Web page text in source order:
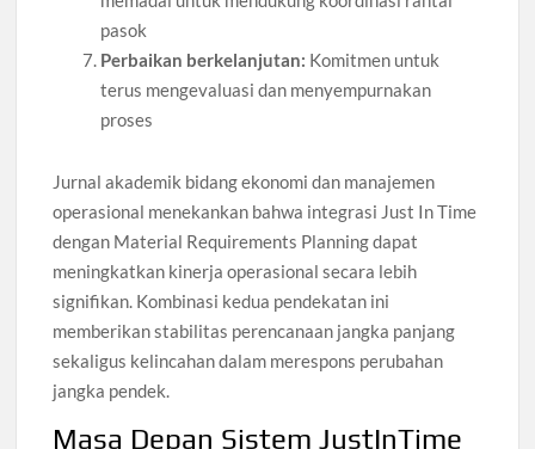
pasok
Perbaikan berkelanjutan: Komitmen untuk
terus mengevaluasi dan menyempurnakan
proses
Jurnal akademik bidang ekonomi dan manajemen
operasional menekankan bahwa integrasi Just In Time
dengan Material Requirements Planning dapat
meningkatkan kinerja operasional secara lebih
signifikan. Kombinasi kedua pendekatan ini
memberikan stabilitas perencanaan jangka panjang
sekaligus kelincahan dalam merespons perubahan
jangka pendek.
Masa Depan Sistem JustInTime